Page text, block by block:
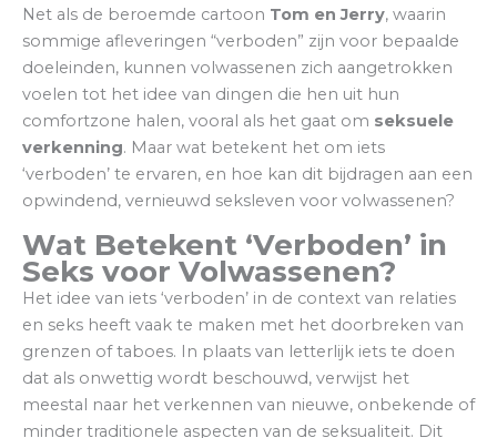
Net als de beroemde cartoon Tom en Jerry, waarin
sommige afleveringen “verboden” zijn voor bepaalde
doeleinden, kunnen volwassenen zich aangetrokken
voelen tot het idee van dingen die hen uit hun
comfortzone halen, vooral als het gaat om seksuele
verkenning. Maar wat betekent het om iets
‘verboden’ te ervaren, en hoe kan dit bijdragen aan een
opwindend, vernieuwd seksleven voor volwassenen?
Wat Betekent ‘Verboden’ in
Seks voor Volwassenen?
Het idee van iets ‘verboden’ in de context van relaties
en seks heeft vaak te maken met het doorbreken van
grenzen of taboes. In plaats van letterlijk iets te doen
dat als onwettig wordt beschouwd, verwijst het
meestal naar het verkennen van nieuwe, onbekende of
minder traditionele aspecten van de seksualiteit. Dit